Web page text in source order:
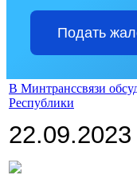
Подать
В Минтранссвязи
Республики